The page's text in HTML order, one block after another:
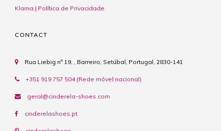
Klarna | Política de Privacidade
CONTACT
Rua Liebig nº 19, , Barreiro, Setúbal, Portugal, 2830-141
+351 919 757 504 (Rede móvel nacional)
geral@cinderela-shoes.com
cinderelashoes.pt